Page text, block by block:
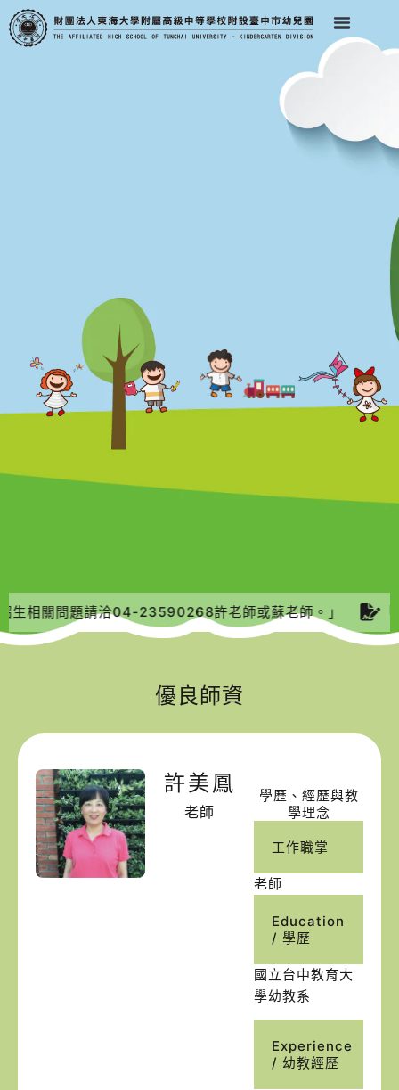
生相關問題請洽04-23590268許老師或蘇老師。」 「
優良師資
許美鳳
老師
學歷、經歷與教
學理念
工作職掌
老師
Education
/ 學歷
國立台中教育大
學幼教系
Experience
/ 幼教經歷